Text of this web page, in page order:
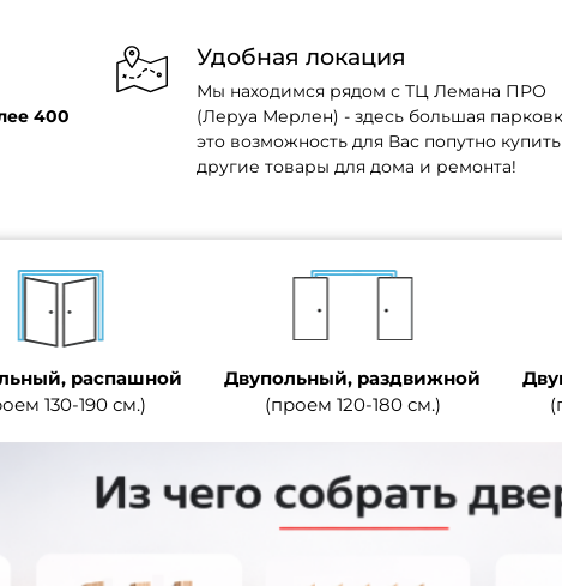
400
Удобная локация
Мы находимся рядом с ТЦ Лемана ПРО
(Леруа Мерлен) - здесь большая
это возможность для Вас попутно купить
другие товары для дома и ремонта!
распашной
130-190 см.)
Двупольный, раздвижной
(проем 120-180 см.)